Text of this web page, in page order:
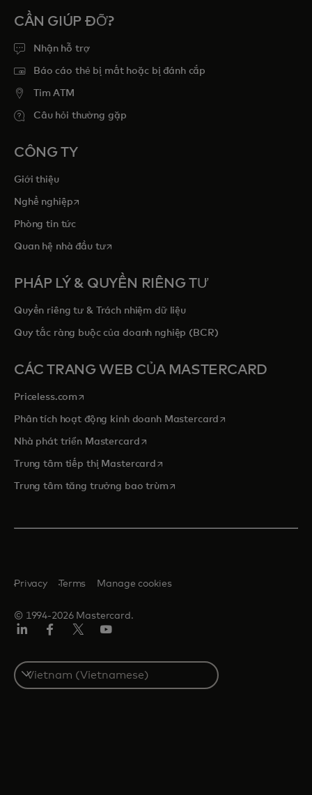
CẦN GIÚP ĐỠ?
Nhận hỗ trợ
Báo cáo thẻ bị mất hoặc bị đánh cắp
Tim ATM
Câu hỏi thường gặp
CÔNG TY
Giới thiệu
Nghề nghiệpopens in a new tab
Phòng tin tức
Quan hệ nhà đầu tưopens in a new tab
PHÁP LÝ & QUYỀN RIÊNG TƯ
Quyền riêng tư & Trách nhiệm dữ liệu
Quy tắc ràng buộc của doanh nghiệp (BCR)
CÁC TRANG WEB CỦA MASTERCARD
Priceless.com opens in a new tab
Phân tích hoạt động kinh doanh Mastercard opens in a new tab
Nhà phát triển Mastercardopens in a new tab
Trung tâm tiếp thị Mastercardopens in a new tab
Trung tâm tăng trưởng bao trùmopens in a new tab
© 1994-2026 Mastercard.
Privacy Terms Manage cookies
Select
a
country